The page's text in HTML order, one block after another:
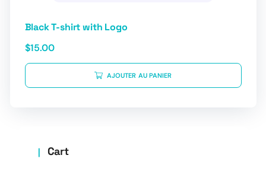
Black T-shirt with Logo
$15.00
AJOUTER AU PANIER
Cart